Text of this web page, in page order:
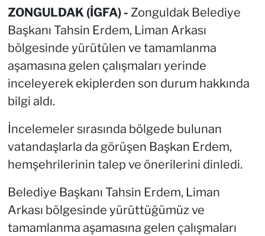
ZONGULDAK (İGFA) - Zonguldak Belediye
Başkanı Tahsin Erdem, Liman Arkası
bölgesinde yürütülen ve tamamlanma
aşamasına gelen çalışmaları yerinde
inceleyerek ekiplerden son durum hakkında
bilgi aldı.
İncelemeler sırasında bölgede bulunan
vatandaşlarla da görüşen Başkan Erdem,
hemşehrilerinin talep ve önerilerini dinledi.
Belediye Başkanı Tahsin Erdem, Liman
Arkası bölgesinde yürüttüğümüz ve
tamamlanma aşamasına gelen çalışmaları